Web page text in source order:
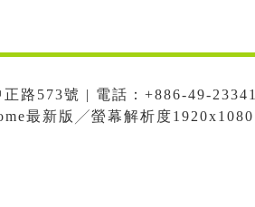
路573號 | 電話：+886-49-
最新版╱螢幕解析度